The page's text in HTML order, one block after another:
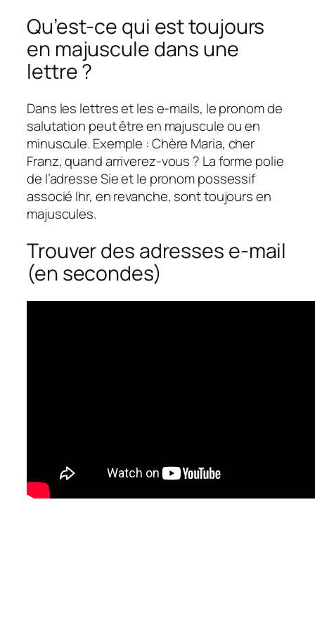
Qu’est-ce qui est toujours
en majuscule dans une
lettre ?
Dans les lettres et les e-mails, le pronom de
salutation peut être en majuscule ou en
minuscule. Exemple : Chère Maria, cher
Franz, quand arriverez-vous ? La forme polie
de l’adresse Sie et le pronom possessif
associé Ihr, en revanche, sont toujours en
majuscules.
Trouver des adresses e-mail
(en secondes)